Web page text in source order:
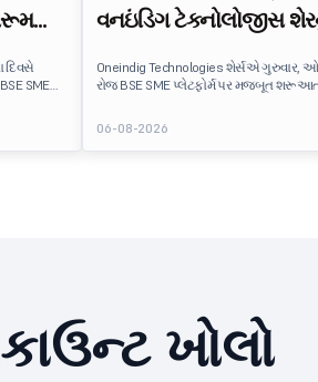
SME
લિસ્ટિંગએ
જે શિક્ષણ
વનઇંડિગ ટેક્નોલોજીસ
Oneindig Technologies શેર્સએ ગુરુવાર,
રોજ BSE SME પ્લેટફોર્મ પર મજબૂત શરૂઆત
પ્રીમિયમ છે, જે IPO ને સામાન્ય એકંદર
કરવા છતાં સકારાત્મક રોકાણકાર ભાવના
Technologies IPO લિસ્ટિંગની વિગતો
06-08-2026
ખોલો